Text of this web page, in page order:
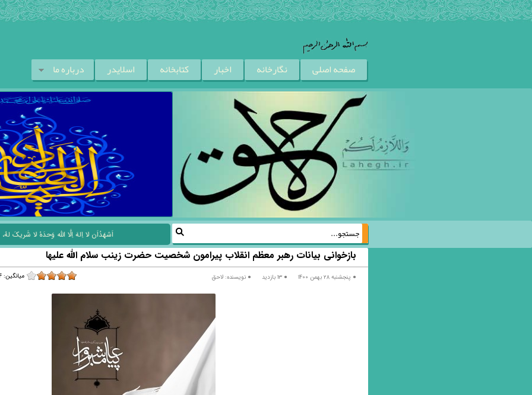
رفتن به محتوای اصلی
صفحه اصلی نگارخانه اخبار کتابخانه اسلایدر درباره ما
Next
فرم جستجو
جستجو... اَشهَدُاَن لا اِلهَ اِلَّا اللّه وَحدَهُ لا شَریکَ لهُ،
بازخوانی بیانات رهبر معظم انقلاب پیرامون شخصیت حضرت زینب سلام الله علیها
● پنجشنبه ۲۸ بهمن ۱۴۰۰ ● ۱۳ بازدید ● نویسنده: لاحق میانگین: